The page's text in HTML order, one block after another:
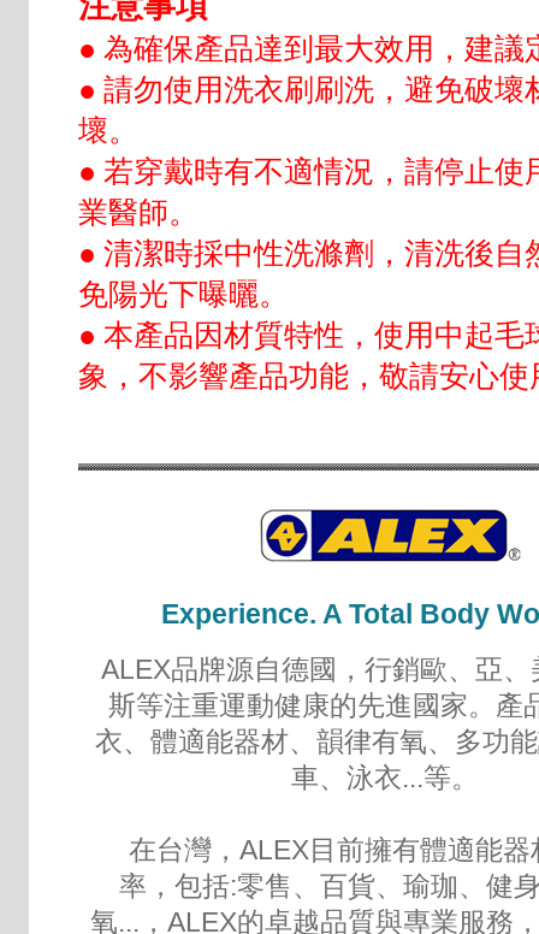
● 為確保產品達到最大效用，建議
● 請勿使用洗衣刷刷洗，避免破壞
壞。
● 若穿戴時有不適情況，請停止使
業醫師。
● 清潔時採中性洗滌劑，清洗後自
免陽光下曝曬。
● 本產品因材質特性，使用中起毛
象，不影響產品功能，敬請安心使
Experience. A Total Body
ALEX品牌源自德國，行銷歐、亞
斯等注重運動健康的先進國家。產
衣、體適能器材、韻律有氧、多功
車、泳衣...等。
在台灣，ALEX目前擁有體適能器
率，包括:零售、百貨、瑜珈、健
氧...，ALEX的卓越品質與專業服務